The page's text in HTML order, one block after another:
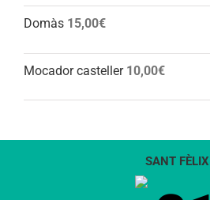
Domàs 15,00€
Mocador casteller 10,00€
SANT FÈLIX